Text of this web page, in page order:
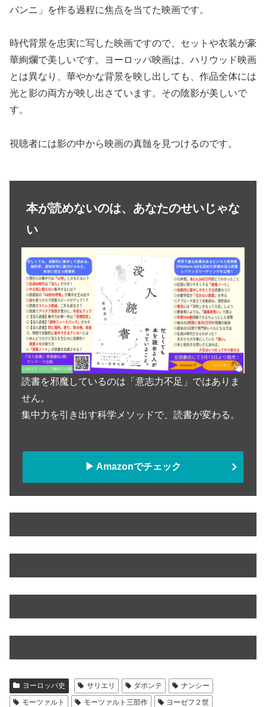
バンニ」を作る過程に焦点を当てた映画です。
時代背景を忠実に写した映画ですので、セットや衣装が豪
華絢爛で美しいです。ヨーロッパ映画は、ハリウッド映画
とは異なり、華やかな背景を映し出しても、作品全体には
光と影の両方が映し出さています。その陰影が美しいで
す。
視聴者には影の中から映画の真髄を見つけるのです。
本が読めないのは、あなたのせいじゃな
い
読書を邪魔しているのは「意志力不足」ではありま
せん。
集中力を引き出す科学メソッドで、読書が変わる。
▶︎ Amazonでチェック
ヨーロッパ史 サリエリ ダポンテ
ナンシー
モーツァルト
モーツァルト三部作 ヨーゼフ２世